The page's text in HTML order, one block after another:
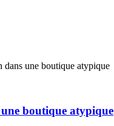
boutique atypique